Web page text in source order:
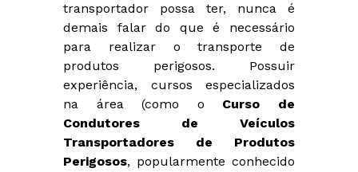
transportador possa ter, nunca é
demais falar do que é necessário
para realizar o transporte de
produtos perigosos. Possuir
experiência, cursos especializados
na área (como o Curso de
Condutores de Veículos
Transportadores de Produtos
Perigosos, popularmente conhecido